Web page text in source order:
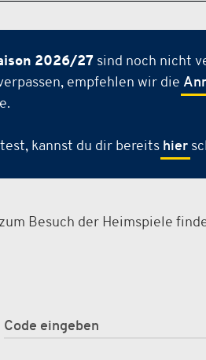
2026/27 sind noch nicht
empfehlen wir die
kannst du dir bereits hier
Besuch der Heimspiele